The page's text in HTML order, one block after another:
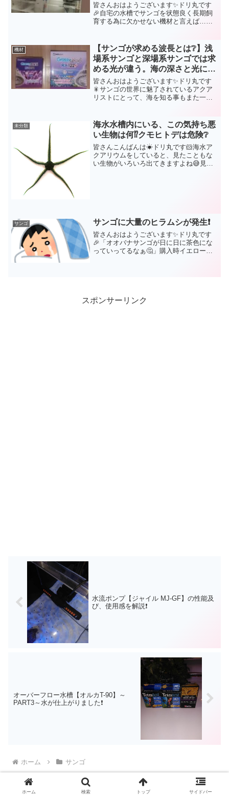
皆さんおはようございます✨ドリ丸です
🎉自宅の水槽でサンゴを状態良く長期飼
育する為に欠かせない機材と言えば…プ
に沢山の機材が必要となる訳ですが、絶
対に妥協してはならないの...
機材
【サンゴが求める波長とは❔】浅
場系サンゴと深場系サンゴでは求
める光が違う。海の深さと光につ
いて❗
皆さんおはようございます✨ドリ丸です
🎇サンゴの世界に魅了されているアクア
リストにとって、海を知る事もまた一つ
さ、角度、色など多角的に考えてみる」
なのですが、その前にサン...
未分類
海水水槽内にいる、この気持ち悪
い生物は何⁉️クモヒトデは危険❔
皆さんこんばんは☀ドリ丸です🐹海水ア
クアリウムをしていると、見たこともな
い生物がいろいろ出てきますよね😅見た
サンゴ サンゴに大量のヒラムシが発生❗
皆さんおはようございます✨ドリ丸です
🎉「オオバナサンゴが日に日に茶色にな
っていってるなぁ🤔」購入時イエローの
スポンサーリンク
水流ポンプ【ジャイル MJ-GF】の性能及
び、使用感を解説❗
オーバーフロー水槽【オルカT-90】～
PART3～水が仕上がりました❗
ホーム サンゴ
ホーム 検索 トップ サイドバー